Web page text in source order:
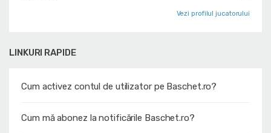
Vezi profilul jucatorului
LINKURI RAPIDE
Cum activez contul de utilizator pe Baschet.ro?
Cum mă abonez la notificările Baschet.ro?